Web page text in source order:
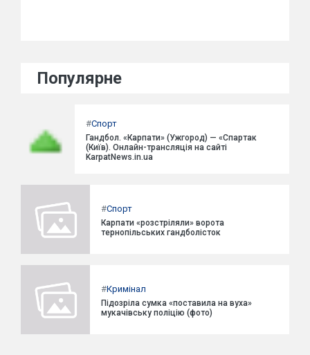
Популярне
#Спорт
Гандбол. «Карпати» (Ужгород) — «Спартак
(Київ). Онлайн-трансляція на сайті
KarpatNews.in.ua
#Спорт
Карпати «розстріляли» ворота
тернопільських гандболісток
#Кримінал
Підозріла сумка «поставила на вуха»
мукачівську поліцію (фото)